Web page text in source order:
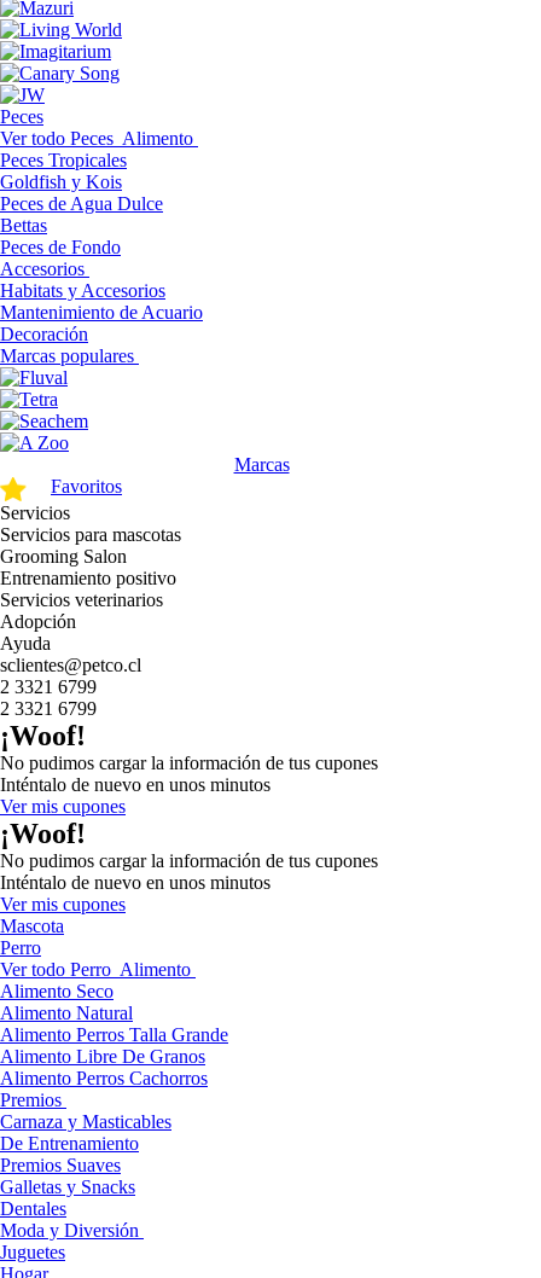
Peces
Ver todo Peces Alimento
Peces Tropicales
Goldfish y Kois
Peces de Agua Dulce
Bettas
Peces de Fondo
Accesorios
Habitats y Accesorios
Mantenimiento de Acuario
Decoración
Marcas populares
Marcas
Favoritos
Servicios
Servicios para mascotas
Grooming Salon
Entrenamiento positivo
Servicios veterinarios
Adopción
Ayuda
sclientes@petco.cl
2 3321 6799
2 3321 6799
¡Woof!
No pudimos cargar la información de tus cupones
Inténtalo de nuevo en unos minutos
Ver mis cupones
¡Woof!
No pudimos cargar la información de tus cupones
Inténtalo de nuevo en unos minutos
Ver mis cupones
Mascota
Perro
Ver todo Perro Alimento
Alimento Seco
Alimento Natural
Alimento Perros Talla Grande
Alimento Libre De Granos
Alimento Perros Cachorros
Premios
Carnaza y Masticables
De Entrenamiento
Premios Suaves
Galletas y Snacks
Dentales
Moda y Diversión
Juguetes
Hogar